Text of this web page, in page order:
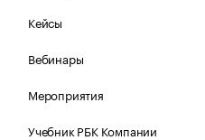
Кейсы
Вебинары
Мероприятия
Учебник РБК Компании